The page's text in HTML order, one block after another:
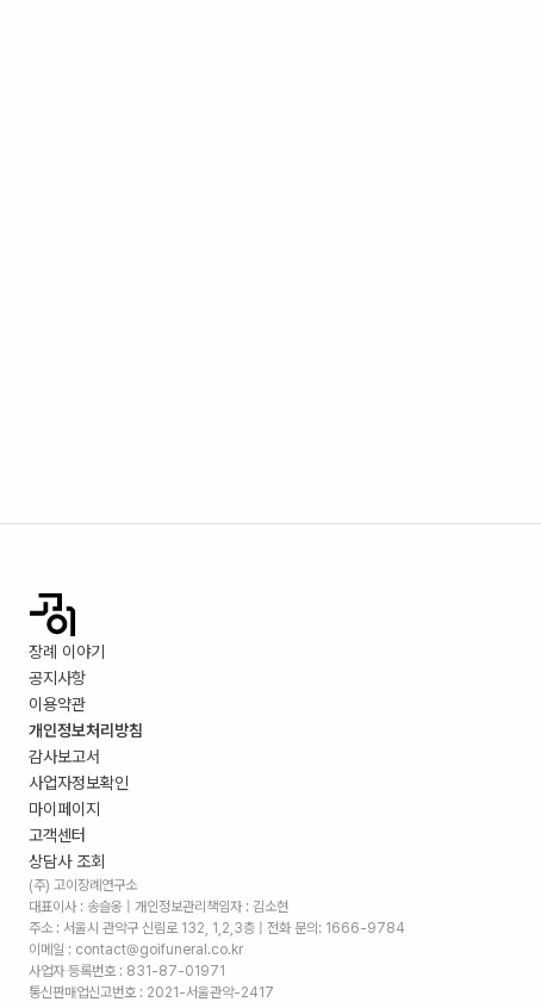
장례 이야기
공지사항
이용약관
개인정보처리방침
감사보고서
사업자정보확인
마이페이지
고객센터
상담사 조회
(주) 고이장례연구소
대표이사 : 송슬옹 | 개인정보관리책임자 : 김소현
주소 : 서울시 관악구 신림로 132, 1,2,3층 | 전화 문의: 1666-9784
이메일 : contact@goifuneral.co.kr
사업자 등록번호 : 831-87-01971
통신판매업신고번호 : 2021-서울관악-2417